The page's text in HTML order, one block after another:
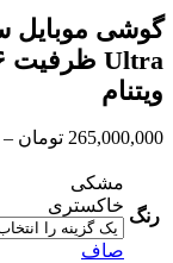
ویتنام
265,000,000 تومان –
رنگ
مشکی
خاکستری
صاف